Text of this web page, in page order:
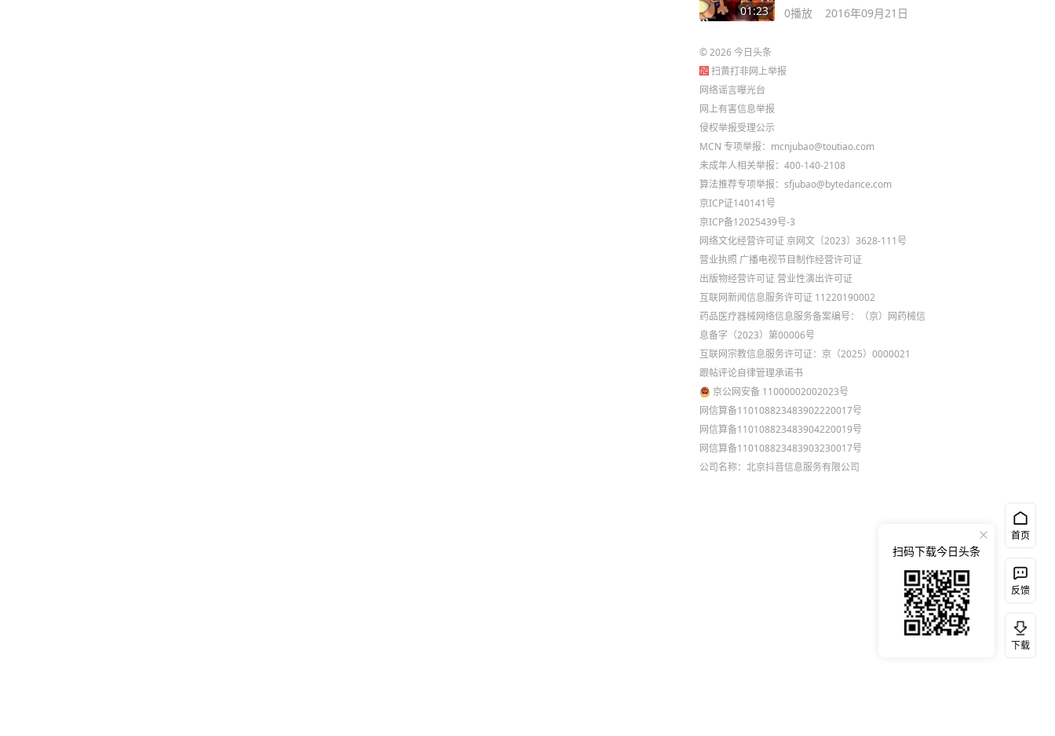
01:23 0播放 2016年09月21日
©2026今日头条
扫黄打非网上举报
网络谣言曝光台
网上有害信息举报
侵权举报受理公示
MCN 专项举报：mcnjubao@toutiao.com
未成年人相关举报：400-140-2108
算法推荐专项举报：sfjubao@bytedance.com
京ICP证140141号
京ICP备12025439号-3
网络文化经营许可证 京网文〔2023〕3628-111号
营业执照 广播电视节目制作经营许可证
出版物经营许可证 营业性演出许可证
互联网新闻信息服务许可证 11220190002
药品医疗器械网络信息服务备案编号：（京）网药械信
息备字（2023）第00006号
互联网宗教信息服务许可证：京（2025）0000021
跟帖评论自律管理承诺书
京公网安备 11000002002023号
网信算备110108823483902220017号
网信算备110108823483904220019号
网信算备110108823483903230017号
公司名称：北京抖音信息服务有限公司
首页
反馈
下载
扫码下载今日头条